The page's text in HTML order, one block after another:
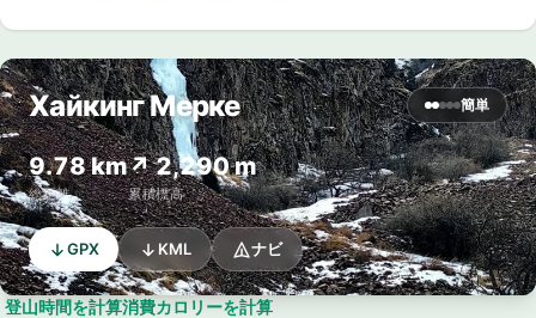
Хайкинг Мерке 簡単
9.78 km
総距離
↗ 2,290 m
累積標高
GPX KML ナビ
登山時間を計算消費カロリーを計算